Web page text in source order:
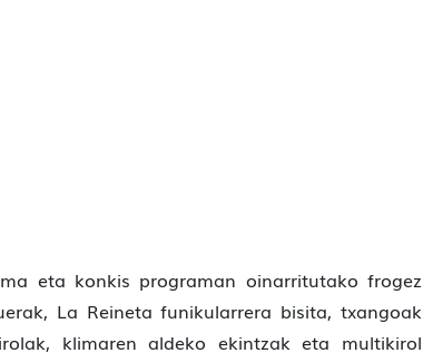
eta konkis programan oinarritutako frogez
La Reineta funikularrera bisita, txangoak
klimaren aldeko ekintzak eta multikirol